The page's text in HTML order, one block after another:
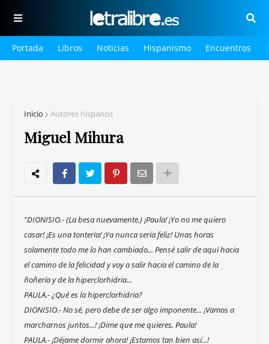
Portada Libros Noticias Hispanismo Encuentros
Inicio Autores hispanos
Miguel Mihura
"DIONISIO.- (La besa nuevamente.) ¡Paula! ¡Yo no me quiero
casar! ¡Es una tontería! ¡Ya nunca sería feliz! Unas horas
solamente todo me lo han cambiado... Pensé salir de aquí hacia
el camino de la felicidad y voy a salir hacia el camino de la
ñoñería y de la hiperclorhidria...
PAULA.- ¿Qué es la hiperclorhidria?
DIONISIO.- No sé, pero debe de ser algo imponente... ¡Vamos a
marcharnos juntos...! ¡Dime que me quieres, Paula!
PAULA.- ¡Déjame dormir ahora! ¡Estamos tan bien así...!